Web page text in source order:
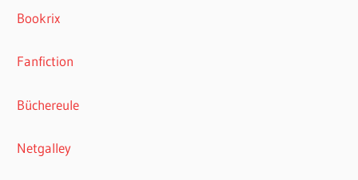
Bookrix
Fanfiction
Büchereule
Netgalley